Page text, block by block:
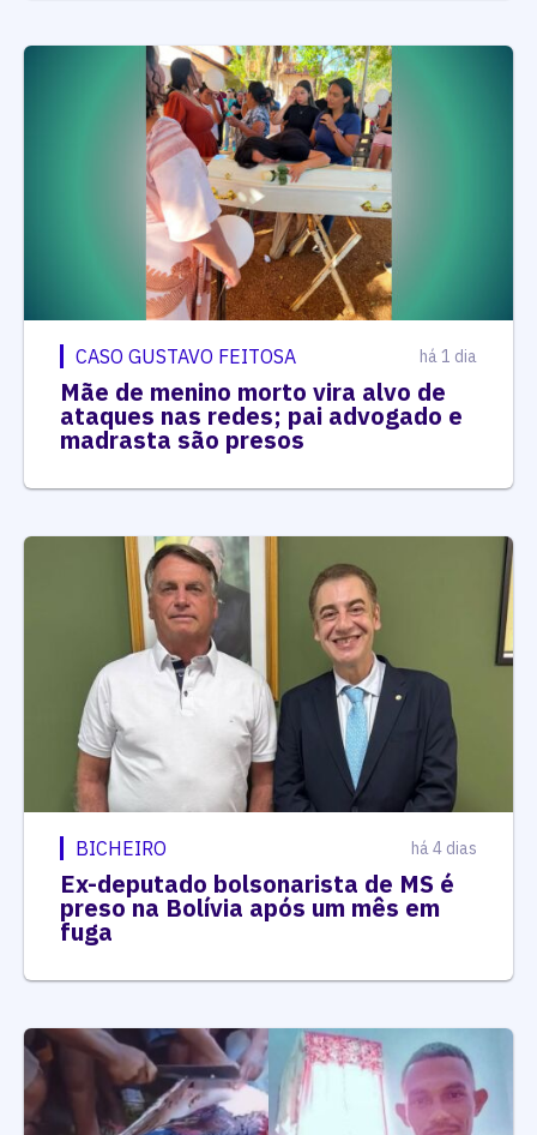
CASO GUSTAVO FEITOSA há 1 dia
Mãe de menino morto vira alvo de
ataques nas redes; pai advogado e
madrasta são presos
BICHEIRO há 4 dias
Ex-deputado bolsonarista de MS é
preso na Bolívia após um mês em
fuga